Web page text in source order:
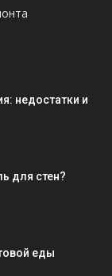
недостатки и
для стен?
еды